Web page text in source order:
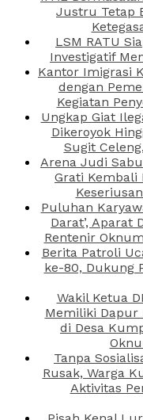
Justru Tetap
LSM RATU
Investigatif
Kantor Imigrasi
dengan
Kegiatan
Ungkap Giat
Dikeroyok
Sugit
Arena Judi
Grati Kembali
Puluhan
Darat’, Aparat
Rentenir
Berita Patroli
ke-80, Dukung
Wakil Ketua
Memiliki Dapur
di Desa
Tanpa
Rusak, Warga
Aktivitas